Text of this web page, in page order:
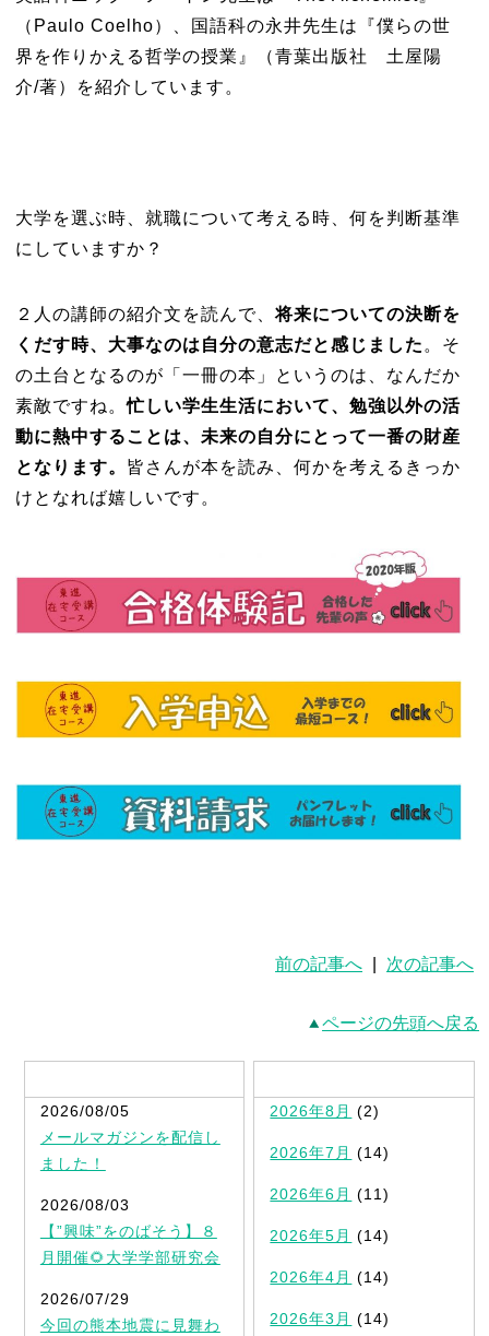
（Paulo Coelho）、国語科の永井先生は『僕らの世
界を作りかえる哲学の授業』（青葉出版社 土屋陽
介/著）を紹介しています。
大学を選ぶ時、就職について考える時、何を判断基準
にしていますか？
２人の講師の紹介文を読んで、将来についての決断を
くだす時、大事なのは自分の意志だと感じました 。そ
の土台となるのが「一冊の本」というのは、なんだか
素敵ですね。忙しい学生生活において、勉強以外の活
動に熱中することは、未来の自分にとって一番の財産
となります。 皆さんが本を読み、何かを考えるきっか
けとなれば嬉しいです。
前の記事へ 次の記事へ
ページの先頭へ戻る
2026/08/05
メールマガジンを配信し
ました！
2026/08/03
【”興味”をのばそう】８
月開催🌻大学学部研究会
2026/07/29
今回の熊本地震に見舞わ
2026年8月 (2)
2026年7月 (14)
2026年6月 (11)
2026年5月 (14)
2026年4月 (14)
2026年3月 (14)